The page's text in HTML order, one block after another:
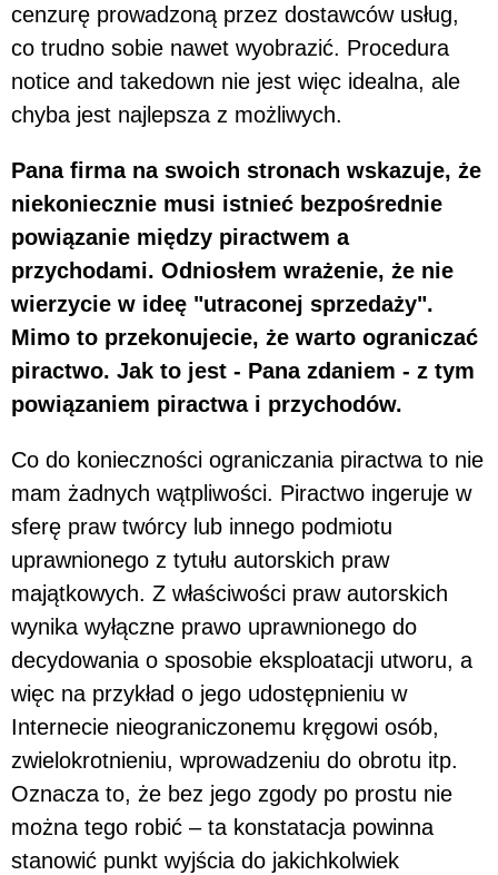
cenzurę prowadzoną przez dostawców usług,
co trudno sobie nawet wyobrazić. Procedura
notice and takedown nie jest więc idealna, ale
chyba jest najlepsza z możliwych.
Pana firma na swoich stronach wskazuje, że
niekoniecznie musi istnieć bezpośrednie
powiązanie między piractwem a
przychodami. Odniosłem wrażenie, że nie
wierzycie w ideę "utraconej sprzedaży".
Mimo to przekonujecie, że warto ograniczać
piractwo. Jak to jest - Pana zdaniem - z tym
powiązaniem piractwa i przychodów.
Co do konieczności ograniczania piractwa to nie
mam żadnych wątpliwości. Piractwo ingeruje w
sferę praw twórcy lub innego podmiotu
uprawnionego z tytułu autorskich praw
majątkowych. Z właściwości praw autorskich
wynika wyłączne prawo uprawnionego do
decydowania o sposobie eksploatacji utworu, a
więc na przykład o jego udostępnieniu w
Internecie nieograniczonemu kręgowi osób,
zwielokrotnieniu, wprowadzeniu do obrotu itp.
Oznacza to, że bez jego zgody po prostu nie
można tego robić – ta konstatacja powinna
stanowić punkt wyjścia do jakichkolwiek